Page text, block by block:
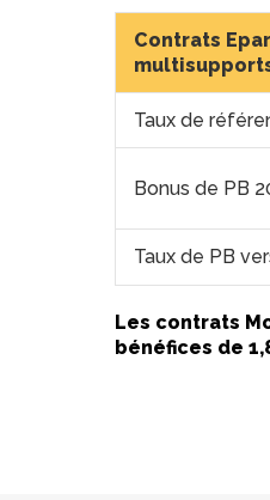
Contrats
Taux de
Bonus de PB
Taux de PB
Les contrats
bénéfices de